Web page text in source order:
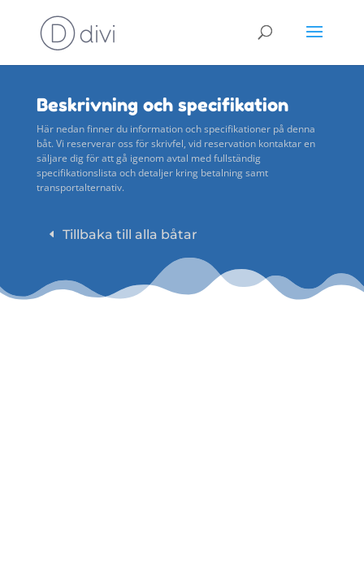
Beskrivning och specifikation
Här nedan finner du information och specifikationer på denna
båt. Vi reserverar oss för skrivfel, vid reservation kontaktar en
säljare dig för att gå igenom avtal med fullständig
specifikationslista och detaljer kring betalning samt
transportalternativ.
Tillbaka till alla båtar